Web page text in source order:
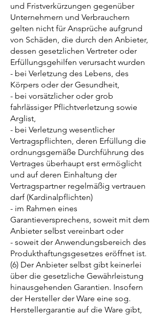
und Fristverkürzungen gegenüber
Unternehmern und Verbrauchern
gelten nicht für Ansprüche aufgrund
von Schäden, die durch den Anbieter,
dessen gesetzlichen Vertreter oder
Erfüllungsgehilfen verursacht wurden
- bei Verletzung des Lebens, des
Körpers oder der Gesundheit,
- bei vorsätzlicher oder grob
fahrlässiger Pflichtverletzung sowie
Arglist,
- bei Verletzung wesentlicher
Vertragspflichten, deren Erfüllung die
ordnungsgemäße Durchführung des
Vertrages überhaupt erst ermöglicht
und auf deren Einhaltung der
Vertragspartner regelmäßig vertrauen
darf (Kardinalpflichten)
- im Rahmen eines
Garantieversprechens, soweit mit dem
Anbieter selbst vereinbart oder
- soweit der Anwendungsbereich des
Produkthaftungsgesetzes eröffnet ist.
(6) Der Anbieter selbst gibt keinerlei
über die gesetzliche Gewährleistung
hinausgehenden Garantien. Insofern
der Hersteller der Ware eine sog.
Herstellergarantie auf die Ware gibt,